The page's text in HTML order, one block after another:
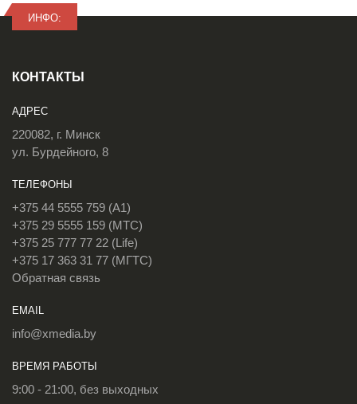
ИНФО:
КОНТАКТЫ
АДРЕС
220082, г. Минск
ул. Бурдейного, 8
ТЕЛЕФОНЫ
+375 44 5555 759 (A1)
+375 29 5555 159 (МТС)
+375 25 777 77 22 (Life)
+375 17 363 31 77 (МГТС)
Обратная связь
EMAIL
info@xmedia.by
ВРЕМЯ РАБОТЫ
9:00 - 21:00, без выходных